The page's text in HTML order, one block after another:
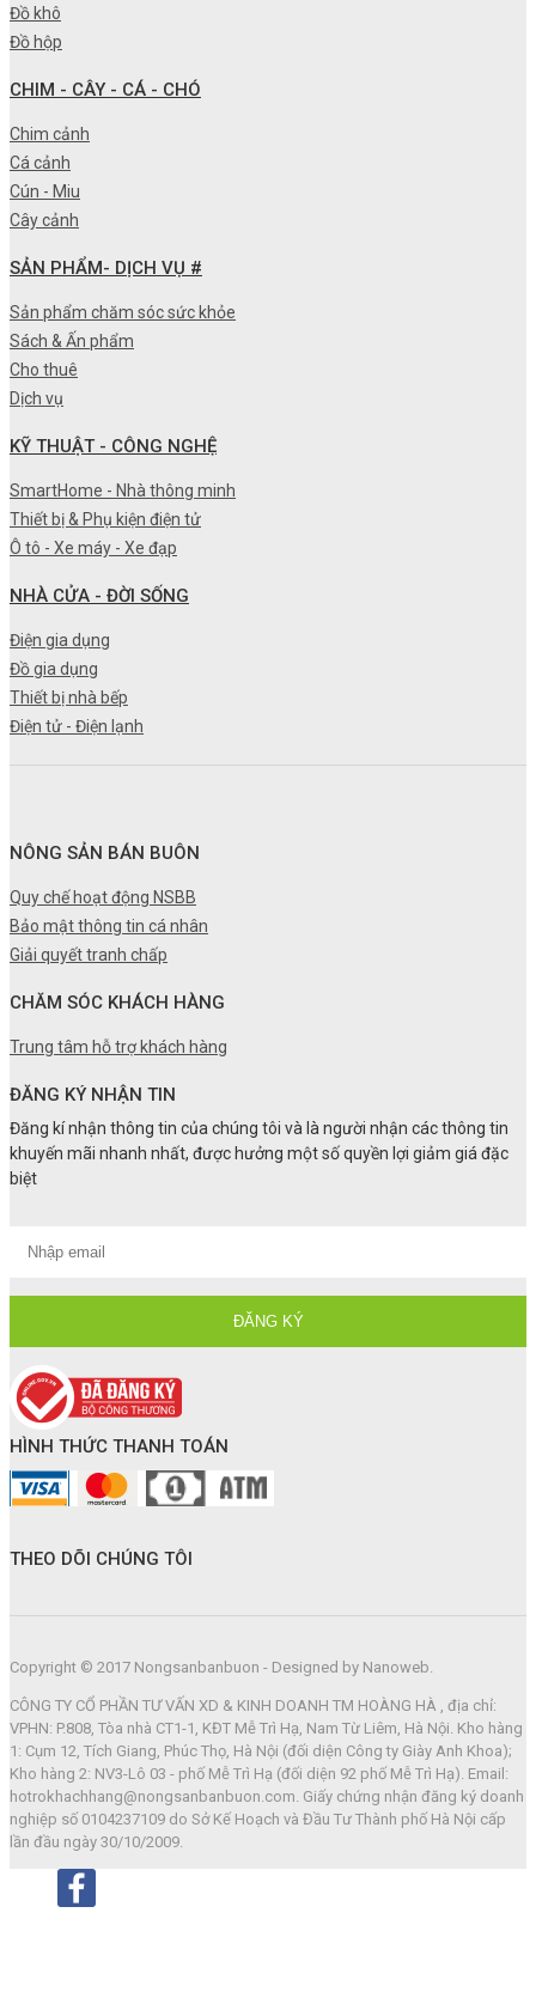
Đồ khô
Đồ hộp
CHIM - CÂY - CÁ - CHÓ
Chim cảnh
Cá cảnh
Cún - Miu
Cây cảnh
SẢN PHẨM- DỊCH VỤ #
Sản phẩm chăm sóc sức khỏe
Sách & Ấn phẩm
Cho thuê
Dịch vụ
KỸ THUẬT - CÔNG NGHỆ
SmartHome - Nhà thông minh
Thiết bị & Phụ kiện điện tử
Ô tô - Xe máy - Xe đạp
NHÀ CỬA - ĐỜI SỐNG
Điện gia dụng
Đồ gia dụng
Thiết bị nhà bếp
Điện tử - Điện lạnh
NÔNG SẢN BÁN BUÔN
Quy chế hoạt động NSBB
Bảo mật thông tin cá nhân
Giải quyết tranh chấp
CHĂM SÓC KHÁCH HÀNG
Trung tâm hỗ trợ khách hàng
ĐĂNG KÝ NHẬN TIN
Đăng kí nhận thông tin của chúng tôi và là người nhận các thông tin
khuyến mãi nhanh nhất, được hưởng một số quyền lợi giảm giá đặc
biệt
HÌNH THỨC THANH TOÁN
THEO DÕI CHÚNG TÔI
Copyright © 2017 Nongsanbanbuon - Designed by Nanoweb.
CÔNG TY CỔ PHẦN TƯ VẤN XD & KINH DOANH TM HOÀNG HÀ , địa chỉ:
VPHN: P.808, Tòa nhà CT1-1, KĐT Mễ Trì Hạ, Nam Từ Liêm, Hà Nội. Kho hàng
1: Cụm 12, Tích Giang, Phúc Thọ, Hà Nội (đối diện Công ty Giày Anh Khoa);
Kho hàng 2: NV3-Lô 03 - phố Mễ Trì Hạ (đối diện 92 phố Mễ Trì Hạ). Email:
hotrokhachhang@nongsanbanbuon.com. Giấy chứng nhận đăng ký doanh
nghiệp số 0104237109 do Sở Kế Hoạch và Đầu Tư Thành phố Hà Nội cấp
lần đầu ngày 30/10/2009.